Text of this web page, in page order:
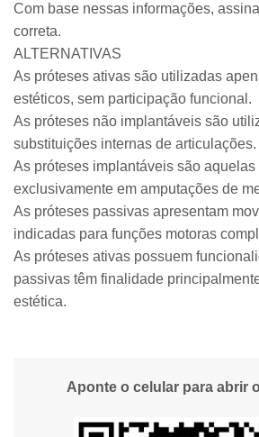
Com base nessas informações,
correta.
ALTERNATIVAS
As próteses ativas são utilizadas
estéticos, sem participação funcional.
As próteses não implantáveis são
substituições internas de articulações.
As próteses implantáveis são
exclusivamente em amputações de
As próteses passivas apresentam
indicadas para funções motoras
As próteses ativas possuem
passivas têm finalidade
estética.
Aponte o celular para abrir